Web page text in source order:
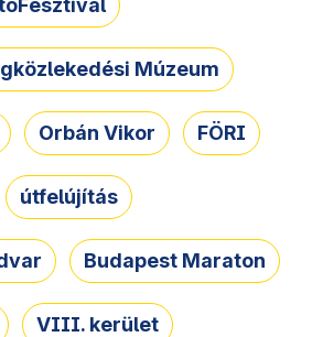
Múzeum
Orbán Vikor FÖRI
útfelújítás
Budapest Maraton
VIII. kerület